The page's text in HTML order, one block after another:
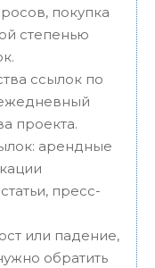
покупка
степенью
ссылок по
проекта.
арендные
пресс-
или падение,
обратить